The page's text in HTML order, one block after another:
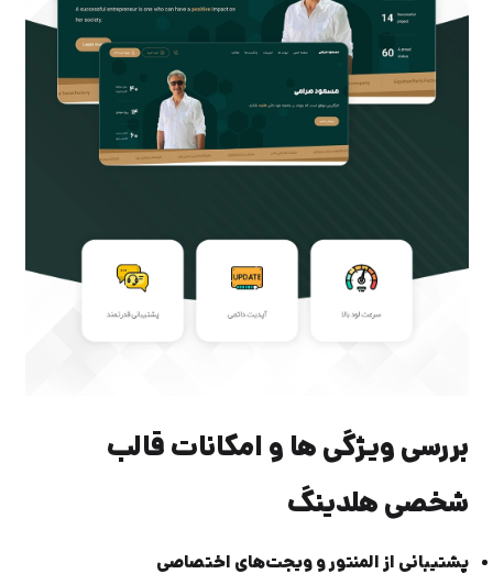
بررسی ویژگی ها و امکانات قالب
شخصی هلدینگ
پشتیبانی از المنتور و ویجت‌های اختصاصی